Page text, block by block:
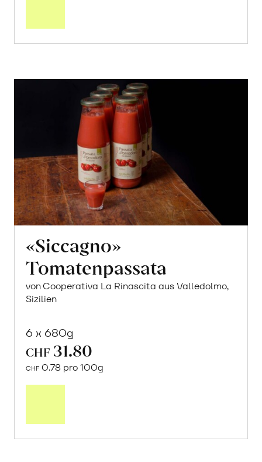
«Siccagno»
Tomatenpassata
von Cooperativa La Rinascita aus Valledolmo,
Sizilien
6 x 680g
CHF 31.80
CHF 0.78 pro 100g